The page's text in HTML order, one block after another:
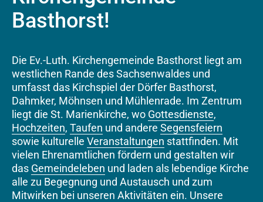
Basthorst!
Die Ev.-Luth. Kirchengemeinde Basthorst liegt am
westlichen Rande des Sachsenwaldes und
umfasst das Kirchspiel der Dörfer Basthorst,
Dahmker, Möhnsen und Mühlenrade. Im Zentrum
liegt die St. Marienkirche, wo Gottesdienste,
Hochzeiten, Taufen und andere Segensfeiern
sowie kulturelle Veranstaltungen stattfinden. Mit
vielen Ehrenamtlichen fördern und gestalten wir
das Gemeindeleben und laden als lebendige Kirche
alle zu Begegnung und Austausch und zum
Mitwirken bei unseren Aktivitäten ein. Unsere